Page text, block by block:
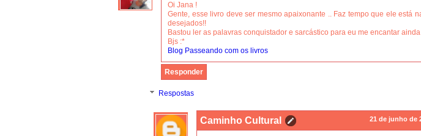
Oi Jana !
Gente, esse livro deve ser mesmo apaixonante .. Faz tempo que ele está
desejados!!
Bastou ler as palavras conquistador e sarcástico para eu me encantar
Bjs :*
Blog Passeando com os livros
Responder
Respostas
Caminho Cultural 21 de junho de